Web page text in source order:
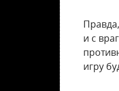
и с
игру